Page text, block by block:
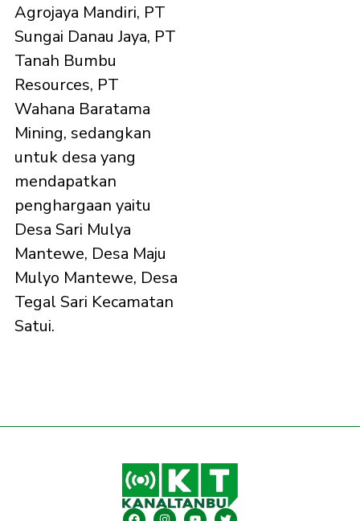
Agrojaya Mandiri, PT
Sungai Danau Jaya, PT
Tanah Bumbu
Resources, PT
Wahana Baratama
Mining, sedangkan
untuk desa yang
mendapatkan
penghargaan yaitu
Desa Sari Mulya
Mantewe, Desa Maju
Mulyo Mantewe, Desa
Tegal Sari Kecamatan
Satui.